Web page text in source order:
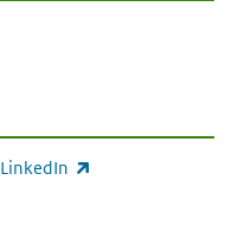
LinkedIn
link)